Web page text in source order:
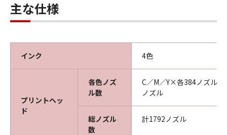
主な仕様
インク 4色
プリントヘッ
ド
各色ノズ
ル数
C／M／Y×各384ノズル
ノズル
総ノズル
数
計1792ノズル